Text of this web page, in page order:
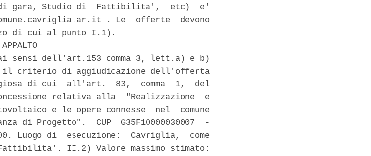
gara, Studio di  Fattibilita',  etc)  e'
. Le  offerte  devono
di cui al punto I.1).
sensi dell'art.153 comma 3, lett.a) e b)
il criterio di aggiudicazione dell'offerta
di cui  all'art.  83,  comma  1,  del
relativa alla  "Realizzazione  e
e le opere connesse  nel  comune
di Progetto".  CUP  G35F10000030007  -
Luogo di  esecuzione:  Cavriglia,  come
II.2) Valore massimo stimato: